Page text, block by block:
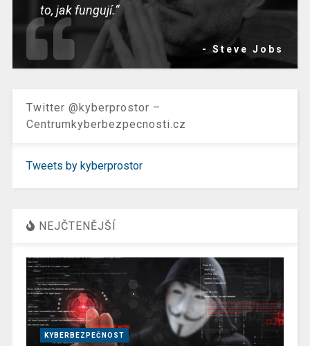
to, jak fungují.“
- Steve Jobs
Twitter @kyberprostor –
Centrumkyberbezpecnosti.cz
Tweets by kyberprostor
NEJČTENĚJŠÍ
KYBERBEZPEČNOST